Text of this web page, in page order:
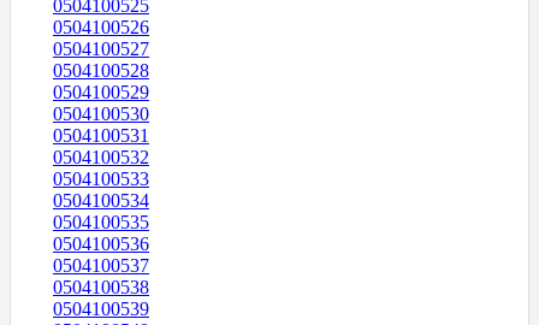
0504100525
0504100526
0504100527
0504100528
0504100529
0504100530
0504100531
0504100532
0504100533
0504100534
0504100535
0504100536
0504100537
0504100538
0504100539